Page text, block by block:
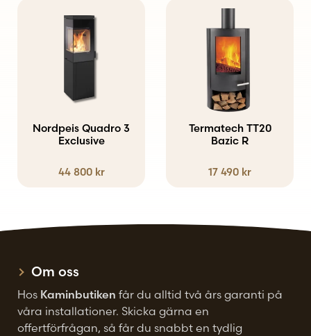
produktsidan
Nordpeis Quadro 3
Exclusive
44 800 kr
Termatech TT20
Bazic R
17 490 kr
Om oss
Hos Kaminbutiken får du alltid två års garanti på
våra installationer. Skicka gärna en
offertförfrågan, så får du snabbt en tydlig